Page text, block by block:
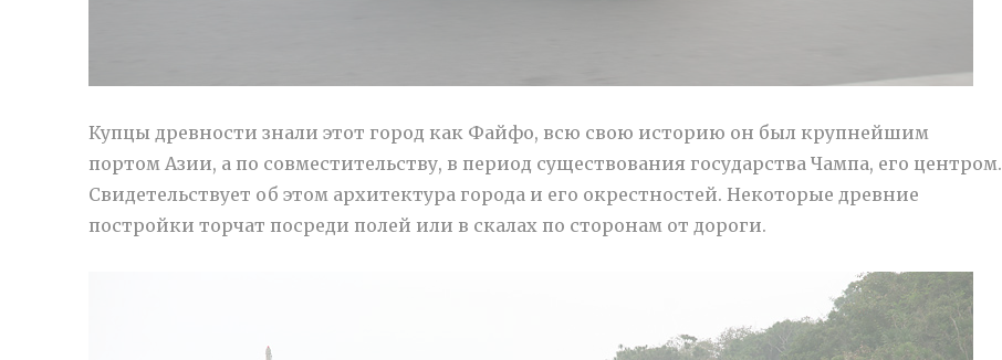
Купцы древности знали этот город как Файфо, всю свою историю он был крупнейшим
портом Азии, а по совместительству, в период существования государства Чампа, его центром.
Свидетельствует об этом архитектура города и его окрестностей. Некоторые древние
постройки торчат посреди полей или в скалах по сторонам от дороги.